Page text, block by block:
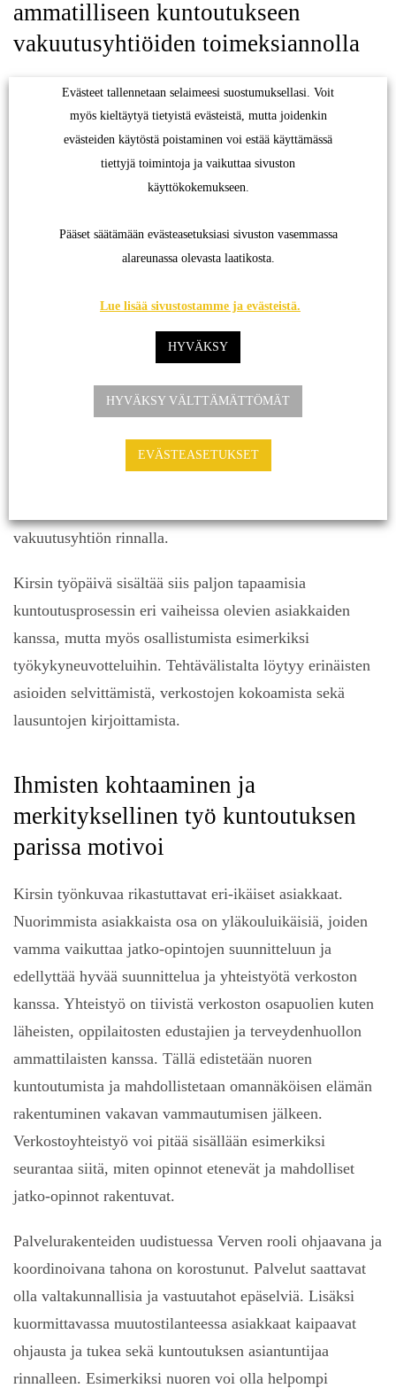
ammatilliseen kuntoutukseen
vakuutusyhtiöiden toimeksiannolla
Usein ammatilliseen kuntoutukseen saapuvan asiakkaan
toimintakyky on heikentynyt tapaturmasta tai työstä
aiheutuneesta sairaudesta johtuen. Työ- ja toimintakykyä
aletaan arvioimaan alkuhaastattelun jälkeen. Arviointi
vahvuuksien tutkailua, vamman tuomien rajoitteiden
pohtimista ja apuvälineiden tarvekartoitusta – eli
pysymisen tai paluun.
-Työkykyä arvioitaessa on tärkeää hyödyntää asiakkaan
entistä uraa eli kokemusta ja työhistoriaa, mutta myös
yhdistää haaveet tulevasta realistiseksi kokonaisuudeksi,
vakuutusyhtiön rinnalla.
Kirsin työpäivä sisältää siis paljon tapaamisia
kuntoutusprosessin eri vaiheissa olevien asiakkaiden
kanssa, mutta myös osallistumista esimerkiksi
työkykyneuvotteluihin. Tehtävälistalta löytyy erinäisten
asioiden selvittämistä, verkostojen kokoamista sekä
lausuntojen kirjoittamista.
Ihmisten kohtaaminen ja
merkityksellinen työ kuntoutuksen
parissa motivoi
Kirsin työnkuvaa rikastuttavat eri-ikäiset asiakkaat.
Nuorimmista asiakkaista osa on yläkouluikäisiä, joiden
vamma vaikuttaa jatko-opintojen suunnitteluun ja
edellyttää hyvää suunnittelua ja yhteistyötä verkoston
kanssa. Yhteistyö on tiivistä verkoston osapuolien kuten
läheisten, oppilaitosten edustajien ja terveydenhuollon
ammattilaisten kanssa. Tällä edistetään nuoren
kuntoutumista ja mahdollistetaan omannäköisen elämän
rakentuminen vakavan vammautumisen jälkeen.
Verkostoyhteistyö voi pitää sisällään esimerkiksi
seurantaa siitä, miten opinnot etenevät ja mahdolliset
jatko-opinnot rakentuvat.
Palvelurakenteiden uudistuessa Verven rooli ohjaavana ja
koordinoivana tahona on korostunut. Palvelut saattavat
olla valtakunnallisia ja vastuutahot epäselviä. Lisäksi
kuormittavassa muutostilanteessa asiakkaat kaipaavat
ohjausta ja tukea sekä kuntoutuksen asiantuntijaa
rinnalleen. Esimerkiksi nuoren voi olla helpompi
ymmärtämään, miten voimme kehittää sivustoamme. Osa
evästeistä mahdollistaa nykyaikaisia toimintoja, kuten
Evästeet tallennetaan selaimeesi suostumuksellasi. Voit
myös kieltäytyä tietyistä evästeistä, mutta joidenkin
evästeiden käytöstä poistaminen voi estää käyttämässä
tiettyjä toimintoja ja vaikuttaa sivuston
käyttökokemukseen.
Pääset säätämään evästeasetuksiasi sivuston vasemmassa
alareunassa olevasta laatikosta.
Lue lisää sivustostamme ja evästeistä.
HYVÄKSY
HYVÄKSY VÄLTTÄMÄTTÖMÄT
EVÄSTEASETUKSET